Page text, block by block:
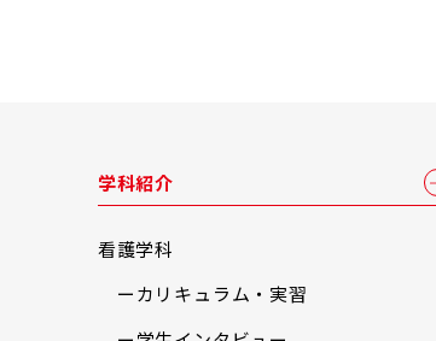
学科紹介
看護学科
カリキュラム・実習